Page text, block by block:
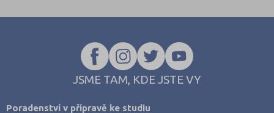
JSME TAM, KDE JSTE VY
Poradenství v přípravě ke studiu